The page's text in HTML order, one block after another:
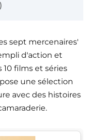
sept mercenaires'
d'action et
10 films et séries
une sélection
avec des histoires